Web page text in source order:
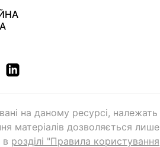
на даному ресурсі, належать
матеріалів дозволяється лише
в розділі "Правила користування